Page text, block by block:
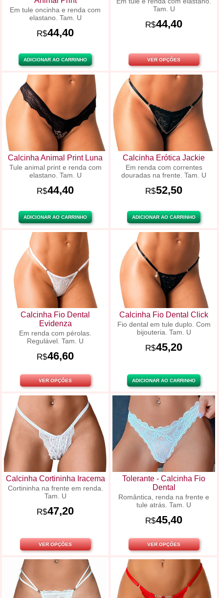
Em tule oncinha e renda com
elastano. Tam. U
R$44,40
ADICIONAR AO CARRINHO
Tam. U
R$44,40
VER OPÇÕES
Calcinha Animal Print Luna
Tule animal print e renda com
elastano. Tam. U
R$44,40
ADICIONAR AO CARRINHO
Calcinha Erótica Jackie
Em renda com correntes
douradas na frente. Tam. U
R$52,50
ADICIONAR AO CARRINHO
Calcinha Fio Dental
Evidenza
Em renda com pérolas.
Regulável. Tam. U
R$46,60
VER OPÇÕES
Calcinha Fio Dental Click
Fio dental em tule duplo. Com
bijouteria. Tam. U
R$45,20
ADICIONAR AO CARRINHO
Calcinha Cortininha Iracema
Cortininha na frente em renda.
Tam. U
R$47,20
VER OPÇÕES
Tolerante - Calcinha Fio
Dental
Romântica, renda na frente e
tule atrás. Tam. U
R$45,40
VER OPÇÕES